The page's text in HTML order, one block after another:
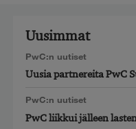
Uusimmat
PwC:n uutiset
Uusia partnereita PwC
PwC:n uutiset
PwC liikkui jälleen